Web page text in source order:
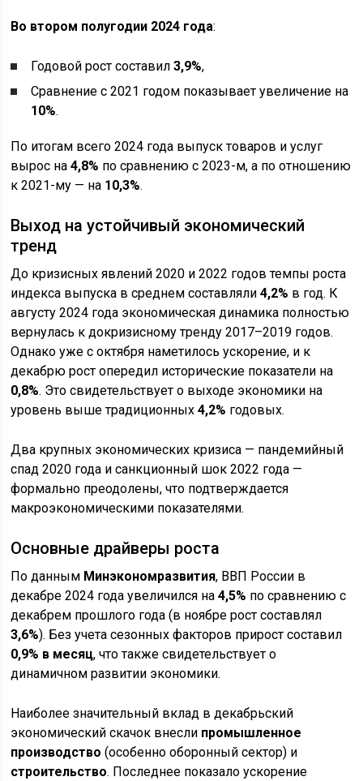
Во втором полугодии 2024 года:
Годовой рост составил3,9%,
Сравнение с 2021 годом показывает увеличение на
10%.
По итогам всего 2024 года выпуск товаров и услуг
вырос на4,8% по сравнению с 2023-м, а по отношению
к 2021-му — на 10,3%.
Выход на устойчивый экономический
тренд
До кризисных явлений 2020 и 2022 годов темпы роста
индекса выпуска в среднем составляли4,2% в год. К
августу 2024 года экономическая динамика полностью
вернулась к докризисному тренду 2017–2019 годов.
Однако уже с октября наметилось ускорение, и к
декабрю рост опередил исторические показатели на
0,8%. Это свидетельствует о выходе экономики на
уровень выше традиционных4,2% годовых.
Два крупных экономических кризиса — пандемийный
спад 2020 года и санкционный шок 2022 года —
формально преодолены, что подтверждается
макроэкономическими показателями.
Основные драйверы роста
По данным Минэкономразвития, ВВП России в
декабре 2024 года увеличился на4,5% по сравнению с
декабрем прошлого года (в ноябре рост составлял
3,6%). Без учета сезонных факторов прирост составил
0,9% в месяц, что также свидетельствует о
динамичном развитии экономики.
Наиболее значительный вклад в декабрьский
экономический скачок внесли промышленное
производство (особенно оборонный сектор) и
строительство. Последнее показало ускорение